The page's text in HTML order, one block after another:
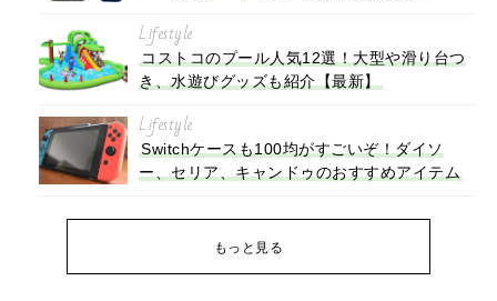
Lifestyle
コストコのプール人気12選！大型や滑り台つ
き、水遊びグッズも紹介【最新】
Lifestyle
Switchケースも100均がすごいぞ！ダイソ
ー、セリア、キャンドゥのおすすめアイテム
もっと見る